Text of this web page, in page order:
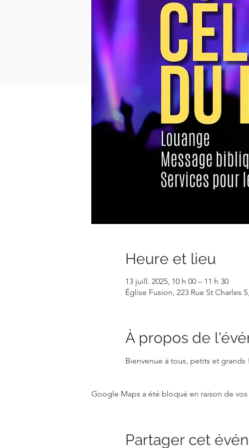
Heure et lieu
13 juill. 2025, 10 h 00 – 11 h 30
Église Fusion, 223 Rue St Charles
À propos de
Bienvenue à tous, petits et
Google Maps a été bloqué en raison de
Partager cet